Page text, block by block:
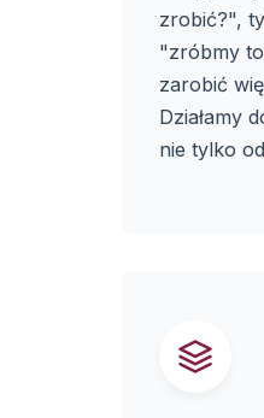
zrobić?",
"zróbmy
zarobić
Działamy
nie tylko